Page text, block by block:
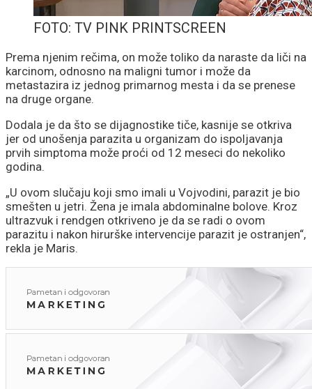
FOTO: TV PINK PRINTSCREEN
Prema njenim rečima, on može toliko da naraste da liči na
karcinom, odnosno na maligni tumor i može da
metastazira iz jednog primarnog mesta i da se prenese
na druge organe.
Dodala je da što se dijagnostike tiče, kasnije se otkriva
jer od unošenja parazita u organizam do ispoljavanja
prvih simptoma može proći od 12 meseci do nekoliko
godina.
„U ovom slučaju koji smo imali u Vojvodini, parazit je bio
smešten u jetri. Žena je imala abdominalne bolove. Kroz
ultrazvuk i rendgen otkriveno je da se radi o ovom
parazitu i nakon hirurške intervencije parazit je ostranjen“,
rekla je Maris.